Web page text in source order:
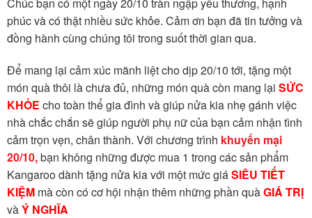
phúc và có thật nhiều sức khỏe. Cảm ơn bạn đã tin tưởng và
đồng hành cùng chúng tôi trong suốt thời gian qua.
Để mang lại cảm xúc mãnh liệt cho dịp 20/10 tới, tặng một
món quà thôi là chưa đủ, những món quà còn mang lại SỨC
KHỎE cho toàn thể gia đình và giúp nửa kia nhẹ gánh việc
nhà chắc chắn sẽ giúp người phụ nữ của bạn cảm nhận tình
cảm trọn vẹn, chân thành. Với chương trình khuyến mại
20/10,bạn không những được mua 1 trong các sản phẩm
Kangaroo dành tặng nửa kia với một mức giáSIÊU TIẾT
KIỆM mà còn có cơ hội nhận thêm những phần quàGIÁ TRỊ
vàÝ NGHĨA